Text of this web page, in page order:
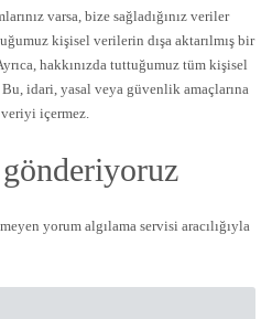
varsa, bize sağladığınız veriler
kişisel verilerin dışa aktarılmış bir
hakkınızda tuttuğumuz tüm kişisel
idari, yasal veya güvenlik amaçlarına
içermez.
yorum algılama servisi aracılığıyla